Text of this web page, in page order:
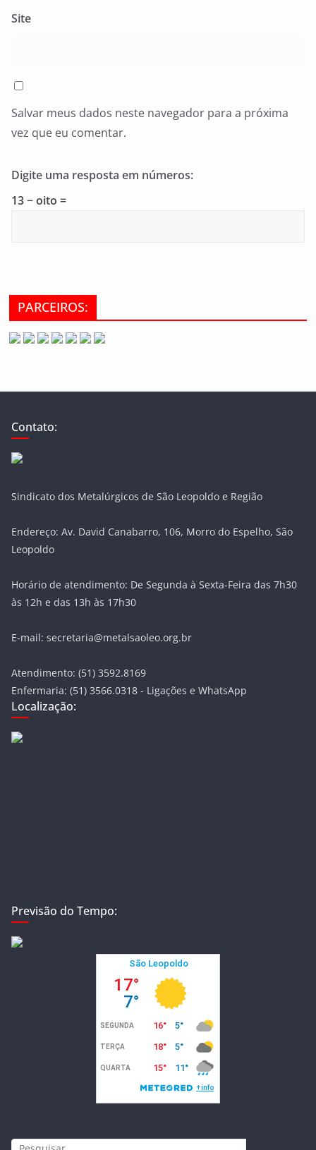
Site
Salvar meus dados neste navegador para a próxima
vez que eu comentar.
Digite uma resposta em números:
13 − oito =
PARCEIROS:
Contato:
Sindicato dos Metalúrgicos de São Leopoldo e Região
Endereço: Av. David Canabarro, 106, Morro do Espelho, São
Leopoldo
Horário de atendimento: De Segunda à Sexta-Feira das 7h30
às 12h e das 13h às 17h30
E-mail: secretaria@metalsaoleo.org.br
Atendimento: (51) 3592.8169
Enfermaria: (51) 3566.0318 - Ligações e WhatsApp
Localização:
Previsão do Tempo: